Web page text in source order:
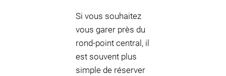
Si vous souhaitez
vous garer près du
rond-point central, il
est souvent plus
simple de réserver